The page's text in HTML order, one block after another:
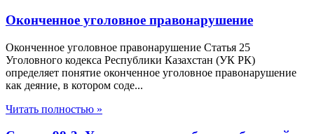
Оконченное уголовное правонарушение
Оконченное уголовное правонарушение Статья 25
Уголовного кодекса Республики Казахстан (УК РК)
определяет понятие оконченное уголовное правонарушение
как деяние, в котором соде...
Читать полностью »